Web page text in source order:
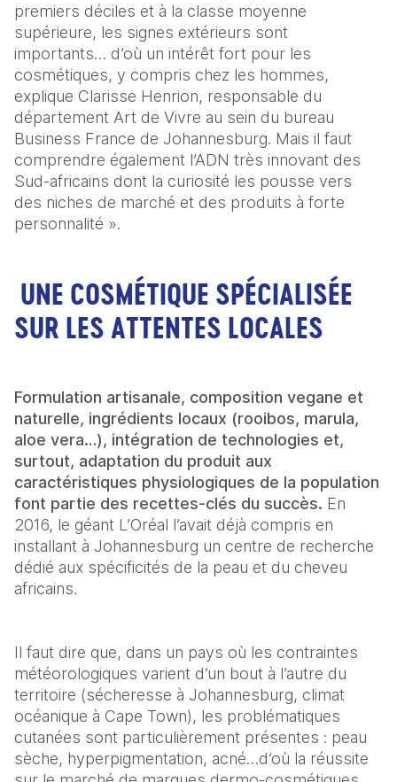
premiers déciles et à la classe moyenne
supérieure, les signes extérieurs sont
importants… d’où un intérêt fort pour les
cosmétiques, y compris chez les hommes,
explique Clarisse Henrion, responsable du
département Art de Vivre au sein du bureau
Business France de Johannesburg. Mais il faut
comprendre également l’ADN très innovant des
Sud-africains dont la curiosité les pousse vers
des niches de marché et des produits à forte
personnalité ».
UNE COSMÉTIQUE SPÉCIALISÉE
SUR LES ATTENTES LOCALES
Formulation artisanale, composition vegane et
naturelle, ingrédients locaux (rooibos, marula,
aloe vera…), intégration de technologies et,
surtout, adaptation du produit aux
caractéristiques physiologiques de la population
font partie des recettes-clés du succès. En
2016, le géant L’Oréal l’avait déjà compris en
installant à Johannesburg un centre de recherche
dédié aux spécificités de la peau et du cheveu
africains.
Il faut dire que, dans un pays où les contraintes
météorologiques varient d’un bout à l’autre du
territoire (sécheresse à Johannesburg, climat
océanique à Cape Town), les problématiques
cutanées sont particulièrement présentes : peau
sèche, hyperpigmentation, acné…d’où la réussite